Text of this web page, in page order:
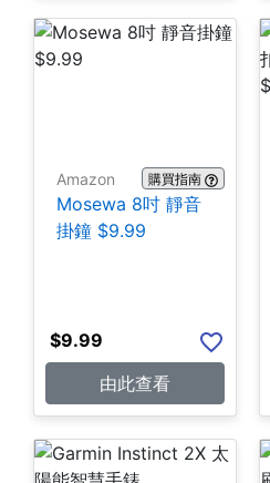
Amazon 購買指南
Mosewa 8吋 靜音
掛鐘 $9.99
$9.99
由此查看